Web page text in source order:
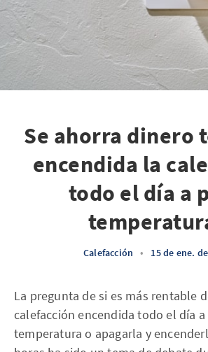
Se ahorra dinero
encendida la
todo el día a
Calefacción • 15 de ene.
La pregunta de si es más rentable
calefacción encendida todo el día a
temperatura o apagarla y